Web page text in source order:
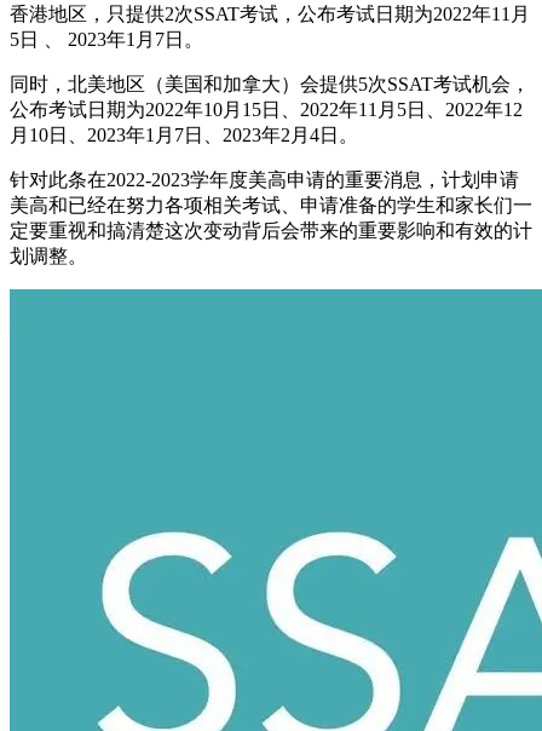
香港地区，只提供2次SSAT考试，公布考试日期为2022年11月
5日 、 2023年1月7日。
同时，北美地区（美国和加拿大）会提供5次SSAT考试机会，
公布考试日期为2022年10月15日、2022年11月5日、2022年12
月10日、2023年1月7日、2023年2月4日。
针对此条在2022-2023学年度美高申请的重要消息，计划申请
美高和已经在努力各项相关考试、申请准备的学生和家长们一
定要重视和搞清楚这次变动背后会带来的重要影响和有效的计
划调整。